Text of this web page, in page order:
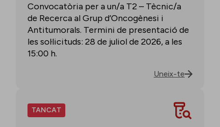
Convocatòria per a un/a T2 – Tècnic/a
de Recerca al Grup d’Oncogènesi i
Antitumorals. Termini de presentació de
les sol·licituds: 28 de juliol de 2026, a les
15:00 h.
Uneix-te
TANCAT